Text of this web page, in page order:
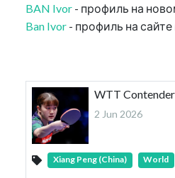
BAN Ivor - профиль на
Ban Ivor - профиль на
WTT
2 Jun 2026
Xiang Peng (China) World